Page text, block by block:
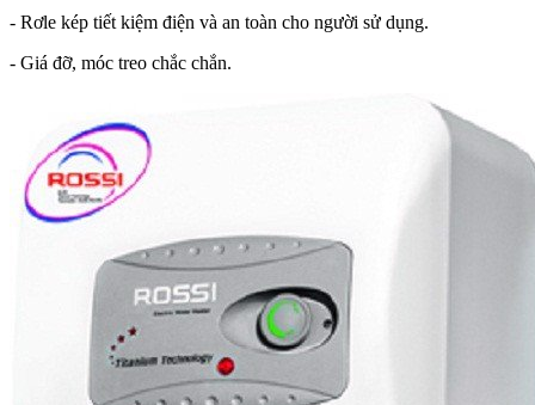
- Rơle kép tiết kiệm điện và an toàn cho người sử dụng.
- Giá đỡ, móc treo chắc chắn.